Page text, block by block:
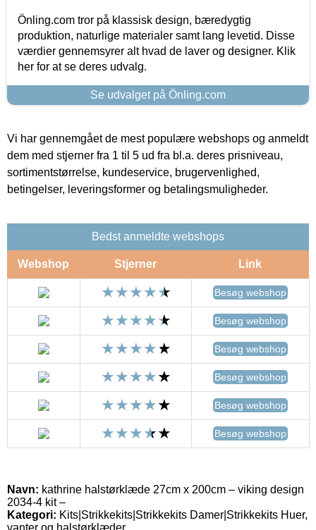
Önling.com tror på klassisk design, bæredygtig
produktion, naturlige materialer samt lang levetid. Disse
værdier gennemsyrer alt hvad de laver og designer. Klik
her for at se deres udvalg.
Se udvalget på Önling.com
Vi har gennemgået de mest populære webshops og anmeldt
dem med stjerner fra 1 til 5 ud fra bl.a. deres prisniveau,
sortimentstørrelse, kundeservice, brugervenlighed,
betingelser, leveringsformer og betalingsmuligheder.
Bedst anmeldte webshops
Webshop Stjerner Link
Besøg webshop
Besøg webshop
Besøg webshop
Besøg webshop
Besøg webshop
Besøg webshop
Navn: kathrine halstørklæde 27cm x 200cm – viking design
2034-4 kit –
Kategori: Kits|Strikkekits|Strikkekits Damer|Strikkekits Huer,
vanter og halstørklæder